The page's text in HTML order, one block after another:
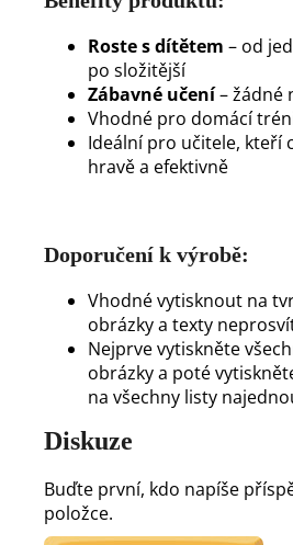
Roste s dítětem – od
po složitější
Zábavné učení– žádné
Vhodné pro domácí
Ideální pro učitele, kteří
hravě a efektivně
Doporučení k výrobě:
Vhodné vytisknout na
obrázky a texty
Nejprve vytiskněte
obrázky a poté
na všechny listy
Diskuze
Buďte první, kdo napíše
položce.